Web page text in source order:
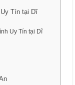
Tín tại Dĩ
Uy Tín tại Dĩ